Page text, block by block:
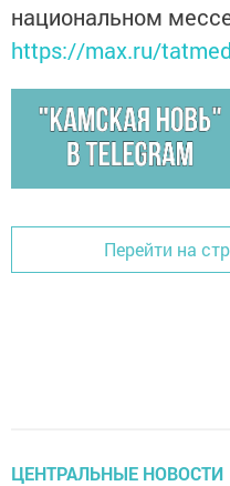
национальном
https://max.ru/
Перейти на
ЦЕНТРАЛЬНЫЕ НОВОСТИ